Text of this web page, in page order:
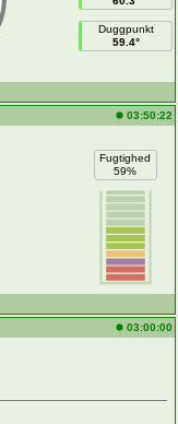
Duggpunkt
59.4°
03:50:22
Fugtighed
59%
03:00:00